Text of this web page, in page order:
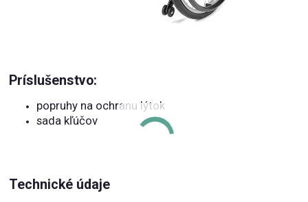
Príslušenstvo:
popruhy na ochranu lýtok
sada kľúčov
Technické údaje